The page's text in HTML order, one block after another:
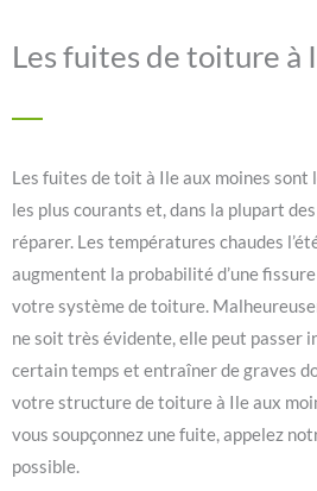
Les fuites de toiture à
Les fuites de toit à Ile aux moines
les plus courants et, dans la plupart
réparer. Les températures chaudes
augmentent la probabilité d’une fissure
votre système de toiture.
ne soit très évidente, elle peut passer
certain temps et entraîner de graves
votre structure de toiture à Ile aux
vous soupçonnez une fuite, appelez
possible.